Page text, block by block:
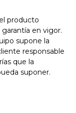
producto
en vigor.
supone la
responsable
que la
suponer.